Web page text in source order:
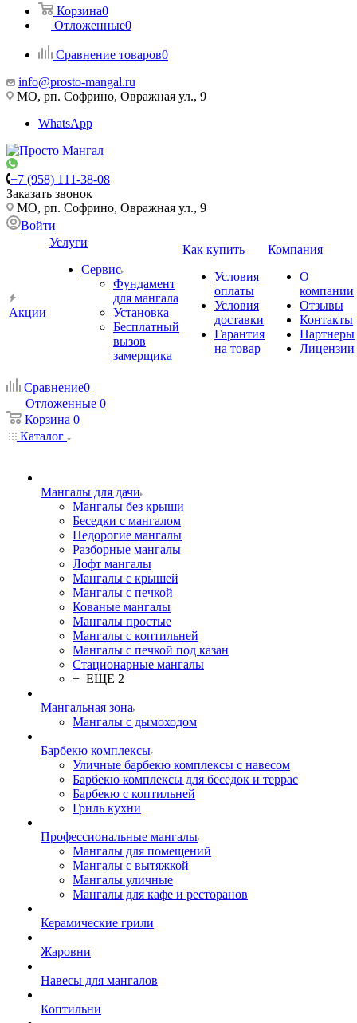
Корзина0
Отложенные0
Сравнение товаров0
info@prosto-mangal.ru
МО, рп. Софрино, Овражная ул., 9
WhatsApp
+7 (958) 111-38-08
Заказать звонок
МО, рп. Софрино, Овражная ул., 9
Войти
Акции
Услуги
Сервис
Фундамент
для мангала
Установка
Бесплатный
вызов
замерщика
Как купить
Условия
оплаты
Условия
доставки
Гарантия
на товар
Компания
О
компании
Отзывы
Контакты
Партнеры
Лицензии
Сравнение0
Отложенные 0
Корзина 0
Каталог
Мангалы для дачи
Мангалы без крыши
Беседки с мангалом
Недорогие мангалы
Разборные мангалы
Лофт мангалы
Мангалы с крышей
Мангалы с печкой
Кованые мангалы
Мангалы простые
Мангалы с коптильней
Мангалы с печкой под казан
Стационарные мангалы
+ ЕЩЕ 2
Мангальная зона
Мангалы с дымоходом
Барбекю комплексы
Уличные барбекю комплексы с навесом
Барбекю комплексы для беседок и террас
Барбекю с коптильней
Гриль кухни
Профессиональные мангалы
Мангалы для помещений
Мангалы с вытяжкой
Мангалы уличные
Мангалы для кафе и ресторанов
Керамические грили
Жаровни
Навесы для мангалов
Коптильни